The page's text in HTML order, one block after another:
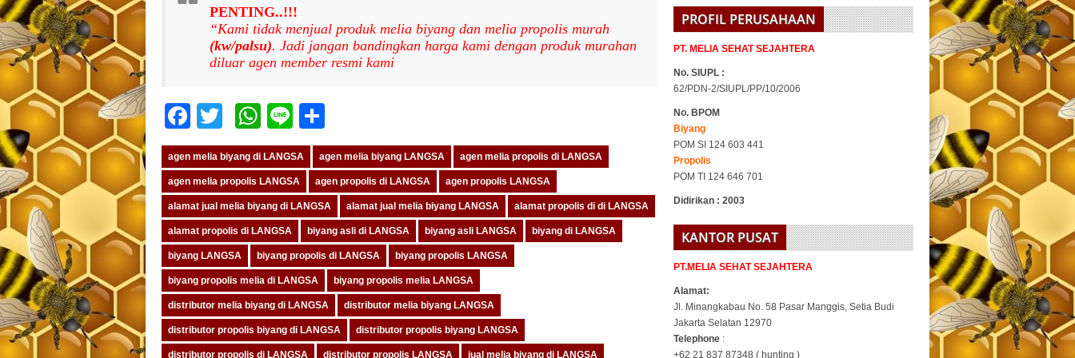
PENTING..!!!
“Kami tidak menjual produk melia biyang dan melia propolis murah
(kw/palsu). Jadi jangan bandingkan harga kami dengan produk murahan
diluar agen member resmi kami
Facebook
TwitterWhatsApp
Line
agen melia biyang di LANGSA agen melia biyang LANGSA agen melia propolis di LANGSA
agen melia propolis LANGSA agen propolis di LANGSA agen propolis LANGSA
alamat jual melia biyang di LANGSA alamat jual melia biyang LANGSA alamat propolis di di LANGSA
alamat propolis di LANGSA biyang asli di LANGSA biyang asli LANGSA biyang di LANGSA
biyang LANGSA biyang propolis di LANGSA biyang propolis LANGSA
biyang propolis melia di LANGSA biyang propolis melia LANGSA
distributor melia biyang di LANGSA distributor melia biyang LANGSA
distributor propolis biyang di LANGSA distributor propolis biyang LANGSA
distributor propolis di LANGSA distributor propolis LANGSA jual melia biyang di LANGSA
PROFIL PERUSAHAAN
PT. MELIA SEHAT SEJAHTERA
No. SIUPL :
62/PDN-2/SIUPL/PP/10/2006
No. BPOM
Biyang
POM SI 124 603 441
Propolis
POM TI 124 646 701
Didirikan : 2003
KANTOR PUSAT
PT.MELIA SEHAT SEJAHTERA
Alamat:
Jl. Minangkabau No. 58 Pasar Manggis, Setia Budi
Jakarta Selatan 12970
Telephone :
+62 21 837 87348 ( hunting )